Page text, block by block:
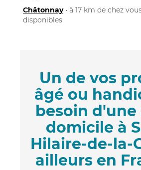
Châtonnay• à 17 km de chez
disponibles
Un de vos
âgé ou
besoin d'une
domicile à
Hilaire-de-la-
ailleurs en